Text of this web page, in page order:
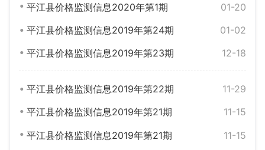
01-20
平江县价格监测信息2020年第1期
01-02
平江县价格监测信息2019年第24期
12-18
平江县价格监测信息2019年第23期
11-29
平江县价格监测信息2019年第22期
11-15
平江县价格监测信息2019年第21期
11-15
平江县价格监测信息2019年第21期